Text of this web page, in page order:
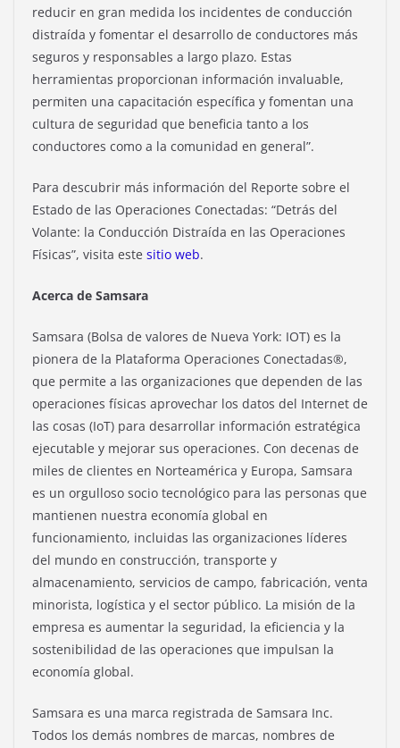
reducir en gran medida los incidentes de conducción
distraída y fomentar el desarrollo de conductores más
seguros y responsables a largo plazo. Estas
herramientas proporcionan información invaluable,
permiten una capacitación específica y fomentan una
cultura de seguridad que beneficia tanto a los
conductores como a la comunidad en general”.
Para descubrir más información del Reporte sobre el
Estado de las Operaciones Conectadas: “Detrás del
Volante: la Conducción Distraída en las Operaciones
Físicas”, visita este sitio web.
Acerca de Samsara
Samsara (Bolsa de valores de Nueva York: IOT) es la
pionera de la Plataforma Operaciones Conectadas®,
que permite a las organizaciones que dependen de las
operaciones físicas aprovechar los datos del Internet de
las cosas (IoT) para desarrollar información estratégica
ejecutable y mejorar sus operaciones. Con decenas de
miles de clientes en Norteamérica y Europa, Samsara
es un orgulloso socio tecnológico para las personas que
mantienen nuestra economía global en
funcionamiento, incluidas las organizaciones líderes
del mundo en construcción, transporte y
almacenamiento, servicios de campo, fabricación, venta
minorista, logística y el sector público. La misión de la
empresa es aumentar la seguridad, la eficiencia y la
sostenibilidad de las operaciones que impulsan la
economía global.
Samsara es una marca registrada de Samsara Inc.
Todos los demás nombres de marcas, nombres de